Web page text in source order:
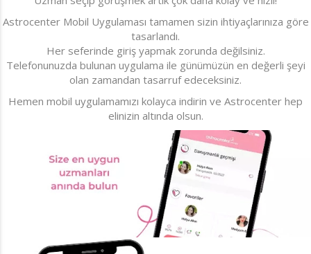
Astrocenter Mobil Uygulaması tamamen sizin ihtiyaçlarınıza göre
tasarlandı.
Her seferinde giriş yapmak zorunda değilsiniz.
Telefonunuzda bulunan uygulama ile günümüzün en değerli şeyi
olan zamandan tasarruf edeceksiniz.
Hemen mobil uygulamamızı kolayca indirin ve Astrocenter hep
elinizin altında olsun.